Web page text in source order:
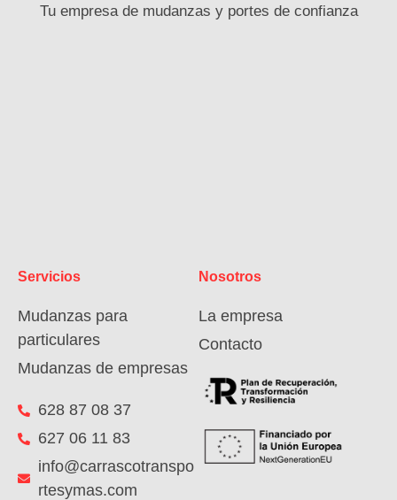
Tu empresa de mudanzas y portes de confianza
Servicios
Mudanzas para
particulares
Mudanzas de empresas
628 87 08 37
627 06 11 83
info@carrascotranspo
rtesymas.com
Nosotros
La empresa
Contacto